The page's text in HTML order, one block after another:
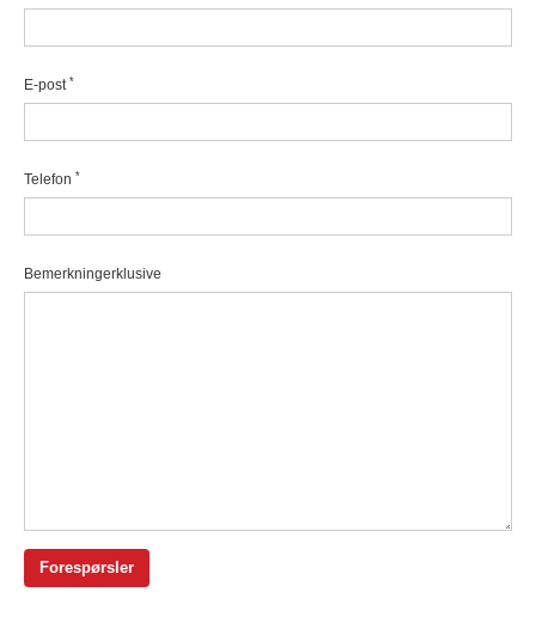
E-post *
Telefon *
Bemerkningerklusive
Forespørsler